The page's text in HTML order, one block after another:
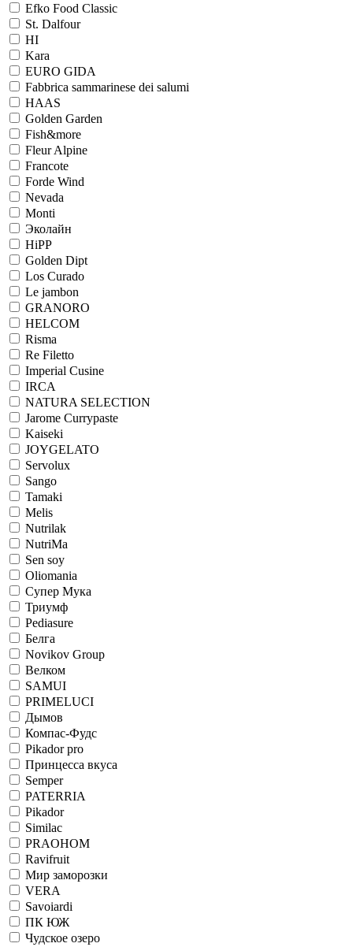
Efko Food Сlassic
St. Dalfour
HI
Kara
EURO GIDA
Fabbrica sammarinese dei salumi
HAAS
Golden Garden
Fish&more
Fleur Alpine
Francote
Forde Wind
Nevada
Monti
Эколайн
HiPP
Golden Dipt
Los Curado
Le jambon
GRANORO
HELCOM
Risma
Re Filetto
Imperial Cusine
IRCA
NATURA SELECTION
Jarome Currypaste
Kaiseki
JOYGELATO
Servolux
Sango
Tamaki
Melis
Nutrilak
NutriMa
Sen soy
Oliomania
Супер Мука
Триумф
Pediasure
Белга
Novikov Group
Велком
SAMUI
PRIMELUCI
Дымов
Компас-Фудс
Pikador pro
Принцесса вкуса
Semper
PATERRIA
Pikador
Similac
PRAOHOM
Ravifruit
Мир заморозки
VERA
Savoiardi
ПК ЮЖ
Чудское озеро